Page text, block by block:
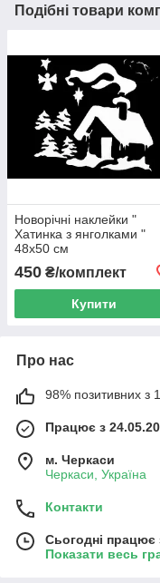
Подібні товари
Новорічні наклейки "
Хатинка з янголками "
48х50 см
450 ₴/комплект
Купити
Про нас
98% позитивних з
Працює з
м. Черкаси
Черкаси, Україна
Контакти
Сьогодні працює
Показати весь